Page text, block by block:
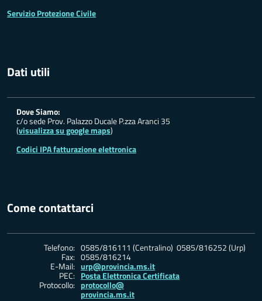
Servizio Protezione Civile
Dati utili
Dove Siamo:
c/o sede Prov. Palazzo Ducale P.zza Aranci 35
(visualizza su google maps)
Codici IPA fatturazione elettronica
Come contattarci
Telefono: 0585/816111 (Centralino) 0585/816252 (Urp)
Fax: 0585/816214
E-Mail: urp@provincia.ms.it
PEC: Posta Elettronica Certificata
Protocollo: protocollo@
provincia.ms.it